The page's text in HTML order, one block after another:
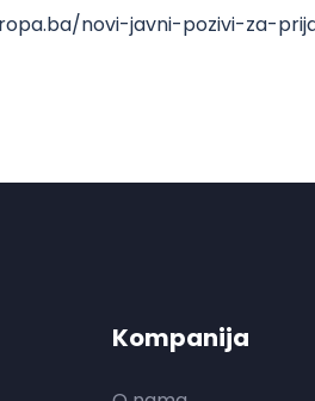
novi-javni-pozivi-za-
Kompanija